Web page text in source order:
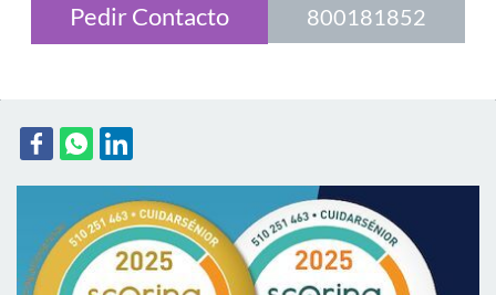
Pedir Contacto 800181852